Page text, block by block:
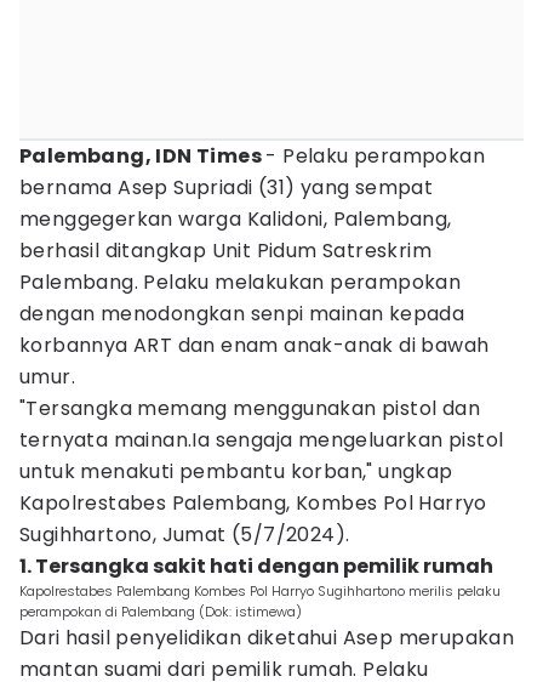
Palembang, IDN Times- Pelaku perampokan
bernama Asep Supriadi (31) yang sempat
menggegerkan warga Kalidoni, Palembang,
berhasil ditangkap Unit Pidum Satreskrim
Palembang. Pelaku melakukan perampokan
dengan menodongkan senpi mainan kepada
korbannya ART dan enam anak-anak di bawah
umur.
"Tersangka memang menggunakan pistol dan
ternyata mainan.Ia sengaja mengeluarkan pistol
untuk menakuti pembantu korban," ungkap
Kapolrestabes Palembang, Kombes Pol Harryo
Sugihhartono, Jumat (5/7/2024).
1. Tersangka sakit hati dengan pemilik rumah
Kapolrestabes Palembang Kombes Pol Harryo Sugihhartono merilis pelaku
perampokan di Palembang (Dok: istimewa)
Dari hasil penyelidikan diketahui Asep merupakan
mantan suami dari pemilik rumah. Pelaku